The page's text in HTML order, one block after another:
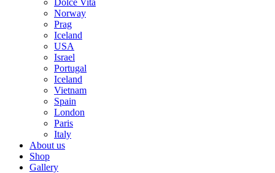
Dolce Vita
Norway
Prag
Iceland
USA
Israel
Portugal
Iceland
Vietnam
Spain
London
Paris
Italy
About us
Shop
Gallery